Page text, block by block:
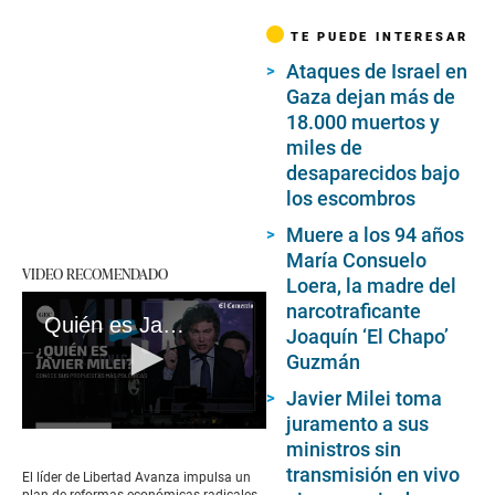
VIDEO RECOMENDADO
Quién es Javier Milei y cuáles son las polémicas propuestas con las que ganó las primarias en Argentina
of
5
El líder de Libertad Avanza impulsa un
TE PUEDE INTERESAR
Ataques de Israel en
Gaza dejan más de
18.000 muertos y
miles de
desaparecidos bajo
los escombros
Muere a los 94 años
María Consuelo
Loera, la madre del
narcotraficante
Joaquín ‘El Chapo’
Guzmán
Javier Milei toma
juramento a sus
ministros sin
transmisión en vivo